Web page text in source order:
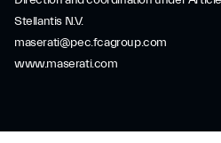
Stellantis N.V.
maserati@pec.fcagroup.com
www.maserati.com